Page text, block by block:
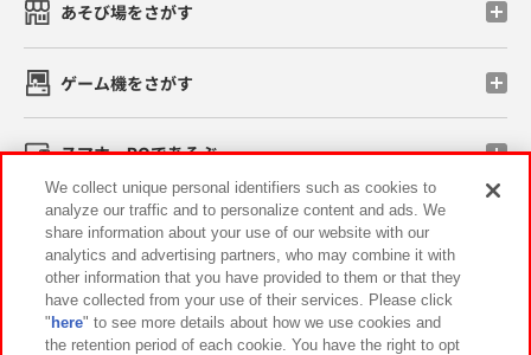
あそび場をさがす
ゲーム機をさがす
スマホ・PCであそぶ
イベント・キャンペーン
関連会社 サステナビリティ サイトポリシー
We collect unique personal identifiers such as cookies to
analyze our traffic and to personalize content and ads. We
share information about your use of our website with our
analytics and advertising partners, who may combine it with
other information that you have provided to them or that they
have collected from your use of their services. Please click
" here" to see more details about how we use cookies and
the retention period of each cookie. You have the right to opt